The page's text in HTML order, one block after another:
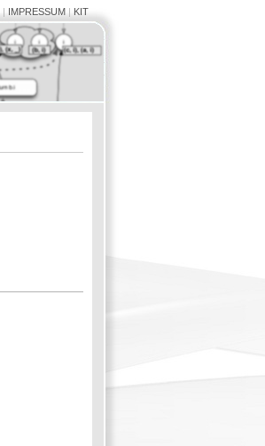
| IMPRESSUM| KIT